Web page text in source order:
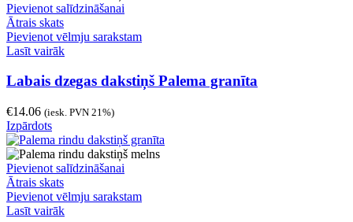
Pievienot salīdzināšanai
Ātrais skats
Pievienot vēlmju sarakstam
Lasīt vairāk
Labais dzegas dakstiņš Palema granīta
€14.06 (iesk. PVN 21%)
Izpārdots
Pievienot salīdzināšanai
Ātrais skats
Pievienot vēlmju sarakstam
Lasīt vairāk